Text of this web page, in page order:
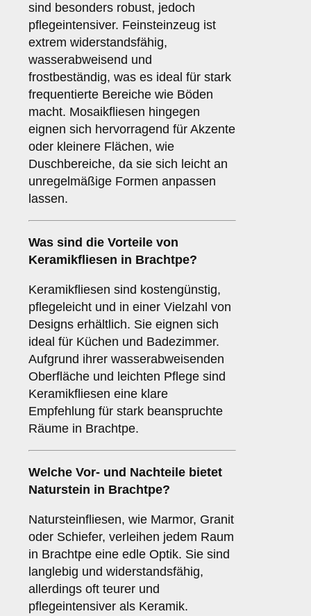
sind besonders robust, jedoch
pflegeintensiver. Feinsteinzeug ist
extrem widerstandsfähig,
wasserabweisend und
frostbeständig, was es ideal für stark
frequentierte Bereiche wie Böden
macht. Mosaikfliesen hingegen
eignen sich hervorragend für Akzente
oder kleinere Flächen, wie
Duschbereiche, da sie sich leicht an
unregelmäßige Formen anpassen
lassen.
Was sind die Vorteile von
Keramikfliesen in Brachtpe?
Keramikfliesen sind kostengünstig,
pflegeleicht und in einer Vielzahl von
Designs erhältlich. Sie eignen sich
ideal für Küchen und Badezimmer.
Aufgrund ihrer wasserabweisenden
Oberfläche und leichten Pflege sind
Keramikfliesen eine klare
Empfehlung für stark beanspruchte
Räume in Brachtpe.
Welche Vor- und Nachteile bietet
Naturstein in Brachtpe?
Natursteinfliesen, wie Marmor, Granit
oder Schiefer, verleihen jedem Raum
in Brachtpe eine edle Optik. Sie sind
langlebig und widerstandsfähig,
allerdings oft teurer und
pflegeintensiver als Keramik.